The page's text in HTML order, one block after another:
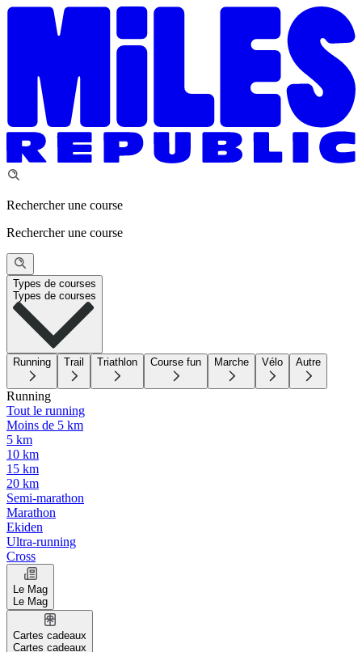
Rechercher une course
Rechercher une course
Types de courses
Types de courses
Running Trail Triathlon Course fun Marche Vélo Autre
Running
Tout le running
Moins de 5 km
5 km
10 km
15 km
20 km
Semi-marathon
Marathon
Ekiden
Ultra-running
Cross
Le Mag
Le Mag
Cartes cadeaux
Cartes cadeaux